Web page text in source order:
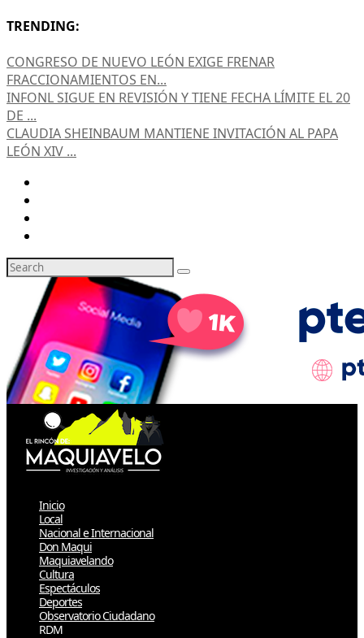
TRENDING:
CONGRESO DE NUEVO LEÓN EXIGE FRENAR
FRACCIONAMIENTOS EN...
INFONL SIGUE EN REVISIÓN Y TIENE FECHA LÍMITE EL 20
DE ...
CLAUDIA SHEINBAUM MANTIENE INVITACIÓN AL PAPA
LEÓN XIV ...
Inicio
Local
Nacional e Internacional
Don Maqui
Maquiavelando
Cultura
Espectáculos
Deportes
Observatorio Ciudadano
RDM